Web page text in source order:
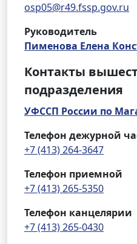
osp05@r49.fssp.gov.ru
Руководитель
Пименова Елена
Контакты
подразделения
УФССП России по
Телефон дежурной
+7 (413) 264-3647
Телефон приемной
+7 (413) 265-5350
Телефон канцелярии
+7 (413) 265-0430